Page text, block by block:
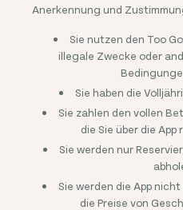
Anerkennung und
Sie nutzen den Too
illegale Zwecke oder
Sie haben die
Sie zahlen den vollen
die Sie über die
Sie werden nur
Sie werden die App
die Preise von